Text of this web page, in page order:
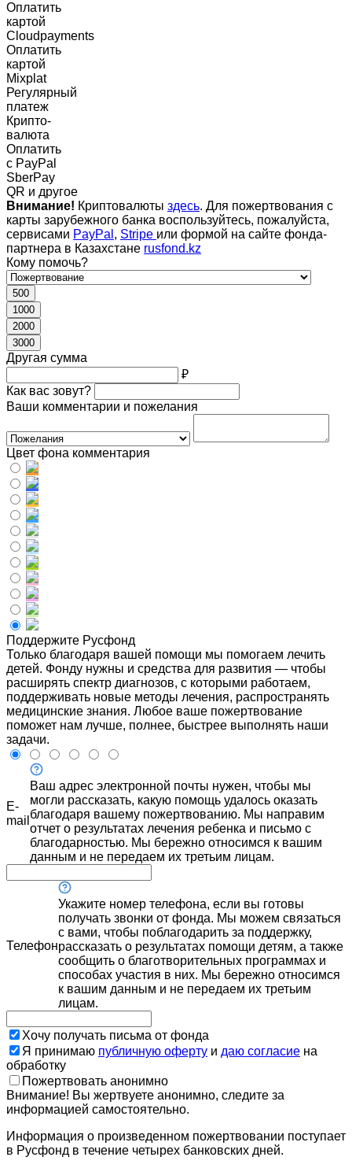
Оплатить
картой
Cloudpayments
Оплатить
картой
Mixplat
Регулярный
платеж
Крипто-
валюта
Оплатить
c PayPal
SberPay
QR и другое
Внимание! Криптовалюты здесь. Для пожертвования с
карты зарубежного банка воспользуйтесь, пожалуйста,
сервисами PayPal , Stripe или формой на сайте фонда-
партнера в Казахстане rusfond.kz
Кому помочь?
500
1000
2000
3000
Другая сумма
₽
Как вас зовут?
Ваши комментарии и пожелания
Цвет фона комментария
Поддержите Русфонд
Только благодаря вашей помощи мы помогаем лечить
детей. Фонду нужны и средства для развития — чтобы
расширять спектр диагнозов, с которыми работаем,
поддерживать новые методы лечения, распространять
медицинские знания. Любое ваше пожертвование
поможет нам лучше, полнее, быстрее выполнять наши
задачи.
E-
mail
Ваш адрес электронной почты нужен, чтобы мы
могли рассказать, какую помощь удалось оказать
благодаря вашему пожертвованию. Мы направим
отчет о результатах лечения ребенка и письмо с
благодарностью. Мы бережно относимся к вашим
данным и не передаем их третьим лицам.
Телефон
Укажите номер телефона, если вы готовы
получать звонки от фонда. Мы можем связаться
с вами, чтобы поблагодарить за поддержку,
рассказать о результатах помощи детям, а также
сообщить о благотворительных программах и
способах участия в них. Мы бережно относимся
к вашим данным и не передаем их третьим
лицам.
Хочу получать письма от фонда
Я принимаю публичную оферту и даю согласие на
обработку
Пожертвовать анонимно
Внимание! Вы жертвуете анонимно, следите за
информацией самостоятельно.
Информация о произведенном пожертвовании поступает
в Русфонд в течение четырех банковских дней.